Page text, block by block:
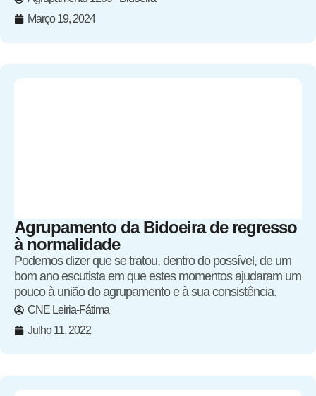
Março 19, 2024
Agrupamento da Bidoeira de regresso
à normalidade
Podemos dizer que se tratou, dentro do possível, de um
bom ano escutista em que estes momentos ajudaram um
pouco à união do agrupamento e à sua consistência.
CNE Leiria-Fátima
Julho 11, 2022